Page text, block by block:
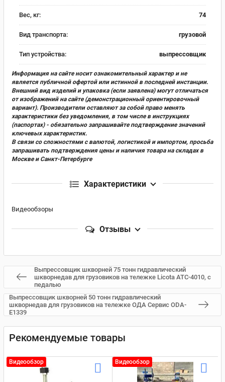
Вес, кг: 74
Вид транспорта: грузовой
Тип устройства: выпрессовщик
Информация на сайте носит ознакомительный характер и не
является публичной офертой или истинной в последней инстанции.
Внешний вид изделий и упаковка (если заявлена) могут отличаться
от изображений на сайте (демонстрационный ориентировочный
вариант). Производители оставляют за собой право менять
характеристики без уведомления, в том числе в инструкциях
(паспортах) - обязательно запрашивайте подтверждение значений
ключевых характеристик.
В связи со сложностями с валютой, логистикой и импортом, просьба
запрашивать подтверждения цены и наличия товара на складах в
Москве и Санкт-Петербурге
Характеристики
Видеообзоры
Отзывы
Выпрессовщик шкворней 75 тонн гидравлический
шкворнедав для грузовиков на тележке Licota ATC-4010, с
педалью
Выпрессовщик шкворней 50 тонн гидравлический
шкворнедав для грузовиков на тележке ОДА Сервис ODA-
E1339
Рекомендуемые товары
Видеообзор Видеообзор